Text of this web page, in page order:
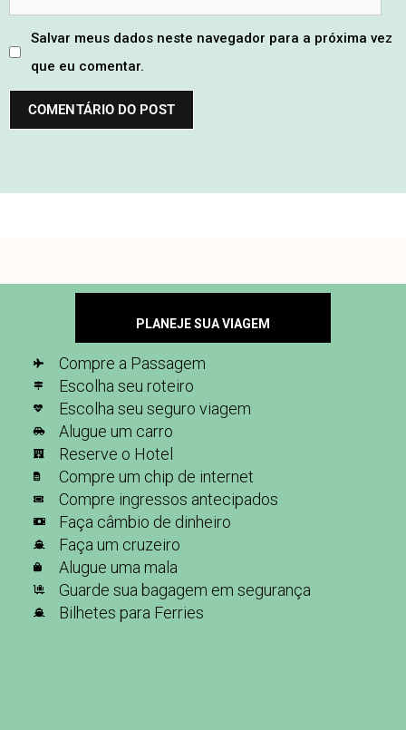
Salvar meus dados neste navegador para a próxima vez
que eu comentar.
PLANEJE SUA VIAGEM
Compre a Passagem
Escolha seu roteiro
Escolha seu seguro viagem
Alugue um carro
Reserve o Hotel
Compre um chip de internet
Compre ingressos antecipados
Faça câmbio de dinheiro
Faça um cruzeiro
Alugue uma mala
Guarde sua bagagem em segurança
Bilhetes para Ferries